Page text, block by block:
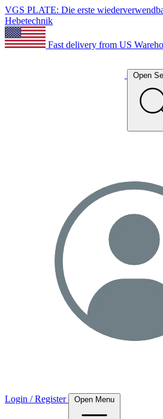
VGS PLATE: Die erste
Hebetechnik
Fast delivery from US
Open
Login / Register Open Menu